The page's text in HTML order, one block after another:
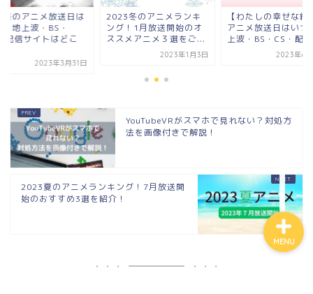
冬のアニメランキ
1月放送開始のオ
アニメ３選をご...
【わたしの幸せな結婚】
アニメ放送日はいつ？地
上波・BS・CS・配信...
2023年6月30日
地獄楽のアニメ放送
いつ？地上波・BS・
CS・配信サイトはど
YouTubeVRがスマホで見れない？対処方
法を画像付きで解説！
2023夏のアニメランキング！7月放送開
始のおすすめ3選を紹介！
MENU